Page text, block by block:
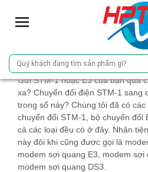
T
l
e
n
a
Gửi STM-1 hoặc E3 của bạn qua
xa? Chuyển đổi điện STM-1 sang
trong số này? Chúng tôi đã có
chuyển đổi STM-1, bộ chuyển đổi
cả các loại đều có ở đây. Nhân
này đôi khi cũng được gọi là
modem sợi quang E3, modem sợi
modem sợi quang DS3.